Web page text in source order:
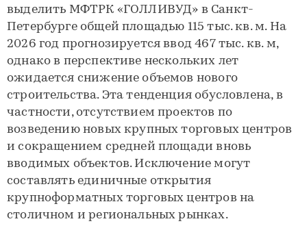
выделить МФТРК «ГОЛЛИВУД» в Санкт-
Петербурге общей площадью 115 тыс. кв. м. На
2026 год прогнозируется ввод 467 тыс. кв. м,
однако в перспективе нескольких лет
ожидается снижение объемов нового
строительства. Эта тенденция обусловлена, в
частности, отсутствием проектов по
возведению новых крупных торговых центров
и сокращением средней площади вновь
вводимых объектов. Исключение могут
составлять единичные открытия
крупноформатных торговых центров на
столичном и региональных рынках.